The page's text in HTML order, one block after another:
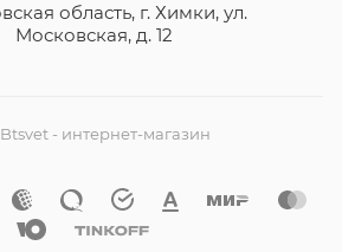
область, г. Химки, ул.
Московская, д. 12
- интернет-магазин